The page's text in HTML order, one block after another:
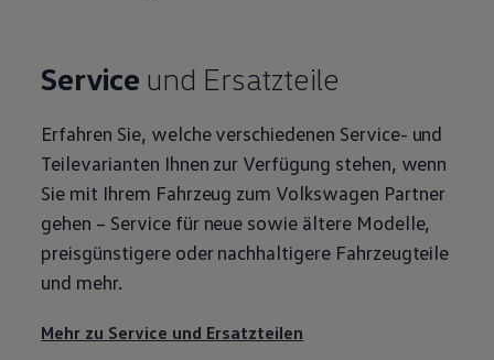
Service und Ersatzteile
Erfahren Sie, welche verschiedenen Service- und
Teilevarianten Ihnen zur Verfügung stehen, wenn
Sie mit Ihrem Fahrzeug zum Volkswagen Partner
gehen – Servicefür neue sowie ältere Modelle,
preisgünstigere oder nachhaltigere Fahrzeugteile
und mehr.
Mehr zu Service und Ersatzteilen